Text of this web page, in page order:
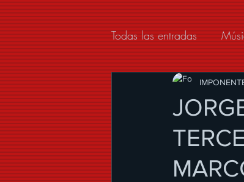
Todas las entradas
Modo de Vida